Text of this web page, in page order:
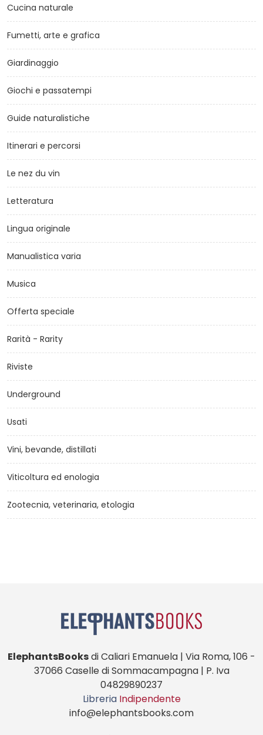
Cucina naturale
Fumetti, arte e grafica
Giardinaggio
Giochi e passatempi
Guide naturalistiche
Itinerari e percorsi
Le nez du vin
Letteratura
Lingua originale
Manualistica varia
Musica
Offerta speciale
Rarità - Rarity
Riviste
Underground
Usati
Vini, bevande, distillati
Viticoltura ed enologia
Zootecnia, veterinaria, etologia
ElephantsBooksdi Caliari Emanuela | Via Roma, 106 -
37066 Caselle di Sommacampagna | P. Iva
04829890237
Libreria Indipendente
info@elephantsbooks.com